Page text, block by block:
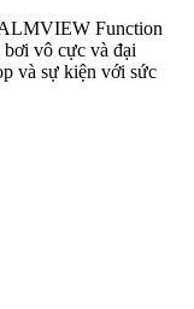
Function
bơi vô cực và đại
và sự kiện với sức